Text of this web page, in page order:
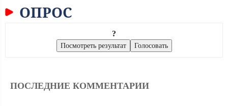
ОПРОС
?
ПОСЛЕДНИЕ КОММЕНТАРИИ